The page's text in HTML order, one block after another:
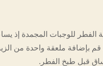
للوجبات المجمدة إذ
بإضافة ملعقة واحدة من
قبل طبخ الفطر.